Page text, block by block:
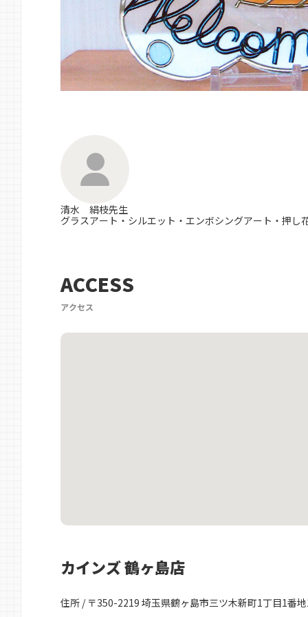
清水 絹枝先生
グラスアート・シルエット・エンボシングアート・押し
ACCESS
アクセス
カインズ 鶴ヶ島店
住所 / 〒350-2219 埼玉県鶴ヶ島市三ツ木新町1丁目1番